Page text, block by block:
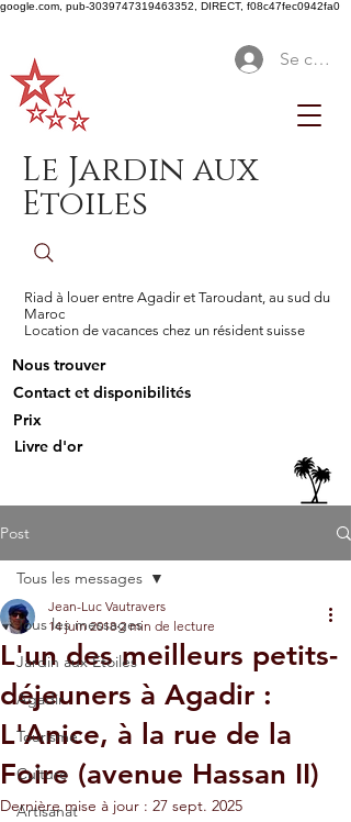
google.com, pub-3039747319463352, DIRECT, f08c47fec0942fa0
Se
Le Jardin aux
Etoiles
Riad à louer entre Agadir et Taroudant, au sud du
Maroc
Location de vacances chez un résident suisse
Nous trouver
Contact et disponibilités
Prix
Livre d'or
Post
Tous les messages
Jardin aux Etoiles
Agadir
Tourisme
Culture
Artisanat
Tous les messages
L'un des meilleurs petits-
déjeuners à Agadir :
L'Anice, à la rue de la
Foire (avenue Hassan II)
Jean-Luc Vautravers
14 juin 2018 2 min de lecture
Dernière mise à jour : 27 sept. 2025